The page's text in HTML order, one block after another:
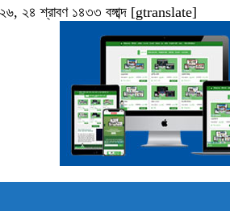
২৪ শ্রাবণ ১৪৩৩ বঙ্গাব্দ [gtranslate]